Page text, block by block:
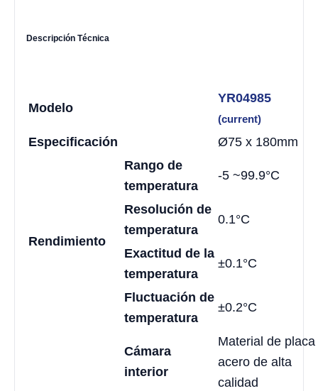
Descripción Técnica
Modelo
YR04985
(current)
Especificación Ø75 x 180mm
Rendimiento
Rango de
temperatura
-5 ~99.9°C
Resolución de
temperatura
0.1°C
Exactitud de la
temperatura
±0.1°C
Fluctuación de
temperatura
±0.2°C
Cámara
interior
Material de placa
acero de alta
calidad